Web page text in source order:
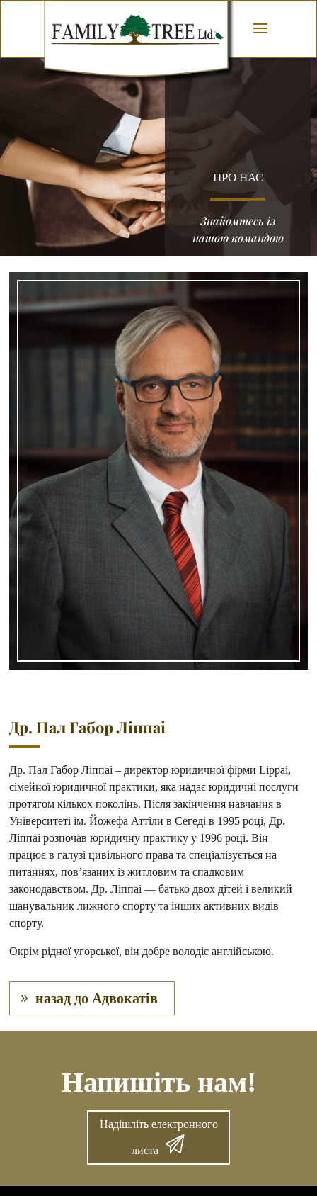
ПРО НАС
Знайомтесь із
нашою командою
Др. Пал Габор Ліппаі
Др. Пал Габор Ліппаі – директор юридичної фірми Lippai,
сімейної юридичної практики, яка надає юридичні послуги
протягом кількох поколінь. Після закінчення навчання в
Університеті ім. Йожефа Аттіли в Сегеді в 1995 році, Др.
Ліппаі розпочав юридичну практику у 1996 році. Він
працює в галузі цивільного права та спеціалізується на
питаннях, пов’язаних із житловим та спадковим
законодавством. Др. Ліппаі — батько двох дітей і великий
шанувальник лижного спорту та інших активних видів
спорту.
Окрім рідної угорської, він добре володіє англійською.
назад до Адвокатів
Напишіть нам!
Надішліть електронного
листа